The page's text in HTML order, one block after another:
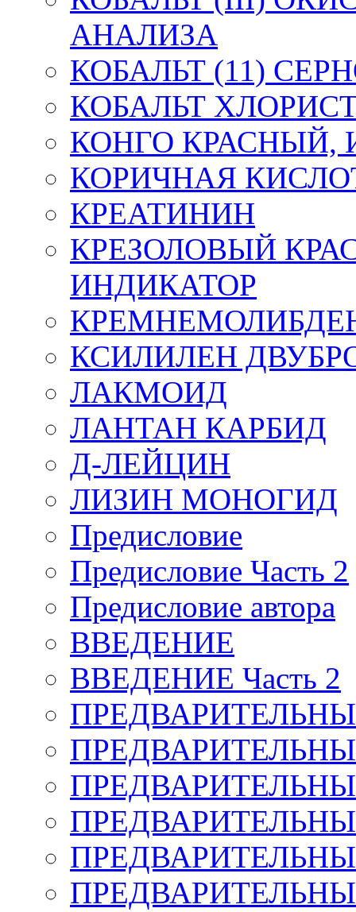
АНАЛИЗА
КОБАЛЬТ (11)
КОБАЛЬТ
КОНГО КРАСНЫЙ,
КОРИЧНАЯ
КРЕАТИНИН
КРЕЗОЛОВЫЙ
ИНДИКАТОР
КСИЛИЛЕН
ЛАКМОИД
ЛАНТАН КАРБИД
Д-ЛЕЙЦИН
ЛИЗИН МОНОГИД
Предисловие
Предисловие Часть 2
Предисловие автора
ВВЕДЕНИЕ
ВВЕДЕНИЕ Часть 2